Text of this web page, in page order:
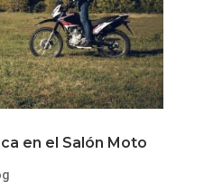
en el Salón Moto